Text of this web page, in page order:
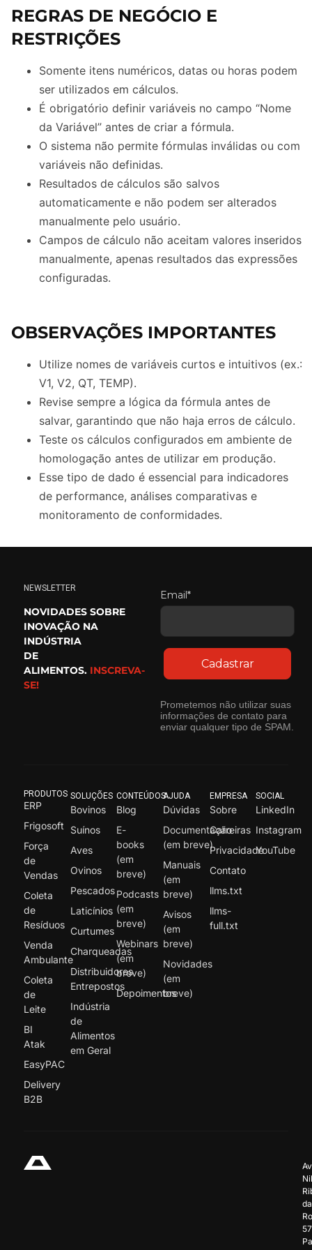
REGRAS DE NEGÓCIO E
RESTRIÇÕES
Somente itens numéricos, datas ou horas podem
ser utilizados em cálculos.
É obrigatório definir variáveis no campo “Nome
da Variável” antes de criar a fórmula.
O sistema não permite fórmulas inválidas ou com
variáveis não definidas.
Resultados de cálculos são salvos
automaticamente e não podem ser alterados
manualmente pelo usuário.
Campos de cálculo não aceitam valores inseridos
manualmente, apenas resultados das expressões
configuradas.
OBSERVAÇÕES IMPORTANTES
Utilize nomes de variáveis curtos e intuitivos (ex.:
V1, V2, QT, TEMP).
Revise sempre a lógica da fórmula antes de
salvar, garantindo que não haja erros de cálculo.
Teste os cálculos configurados em ambiente de
homologação antes de utilizar em produção.
Esse tipo de dado é essencial para indicadores
de performance, análises comparativas e
monitoramento de conformidades.
NEWSLETTER
NOVIDADES SOBRE
INOVAÇÃO NA
INDÚSTRIA
DE
ALIMENTOS. INSCREVA-
SE!
Email*
Cadastrar
Prometemos não utilizar suas
informações de contato para
enviar qualquer tipo de SPAM.
PRODUTOS
ERP
Frigosoft
Força
de
Vendas
Coleta
de
Resíduos
Venda
Ambulante
Coleta
de
Leite
BI
Atak
EasyPAC
Delivery
B2B
SOLUÇÕES
Bovinos
Suínos
Aves
Ovinos
Pescados
Laticínios
Curtumes
Charqueadas
Distribuidores
Entrepostos
Indústria
de
Alimentos
em Geral
CONTEÚDOS
Blog
E-
books
(em
breve)
Podcasts
(em
breve)
Webinars
(em
breve)
Depoimentos
AJUDA
Dúvidas
Documentação
(em breve)
Manuais
(em
breve)
Avisos
(em
breve)
Novidades
(em
breve)
EMPRESA
Sobre
Carreiras
Privacidade
Contato
llms.txt
llms-
full.txt
SOCIAL
LinkedIn
Instagram
YouTube
da